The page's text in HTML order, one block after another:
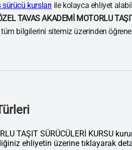
kursları ile kolayca ehliyet
TAVAS AKADEMİ MOTORLU
tüm bilgilerini sitemiz üzerinden
TAŞIT SÜRÜCÜLERİ KURSU
ehliyetin üzerine tıklayarak